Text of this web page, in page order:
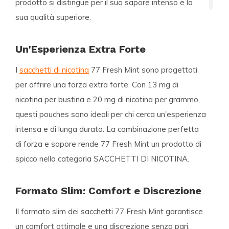
prodotto si distingue per il suo sapore intenso e la
sua qualità superiore.
Un'Esperienza Extra Forte
I sacchetti di nicotina 77 Fresh Mint sono progettati
per offrire una forza extra forte. Con 13 mg di
nicotina per bustina e 20 mg di nicotina per grammo,
questi pouches sono ideali per chi cerca un'esperienza
intensa e di lunga durata. La combinazione perfetta
di forza e sapore rende 77 Fresh Mint un prodotto di
spicco nella categoria SACCHETTI DI NICOTINA
Formato Slim: Comfort e Discrezione
Il formato slim dei sacchetti 77 Fresh Mint garantisce
un comfort ottimale e una discrezione senza pari.